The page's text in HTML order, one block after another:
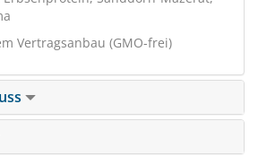
Vertragsanbau (GMO-frei)